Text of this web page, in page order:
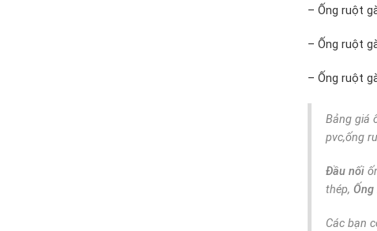
– Ống ruột
– Ống ruột
– Ống ruột
Bảng giá
pvc,ống
Đầu nối
thép,Ống
Các bạn